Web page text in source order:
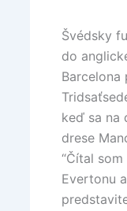
Švédsky
do
Barcelona
keď sa na
drese
“Čítal
Evertonu